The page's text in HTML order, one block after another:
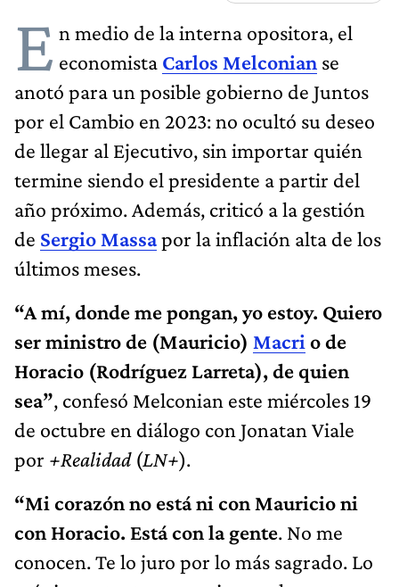
E n medio de la interna opositora, el
economista Carlos Melconian se
anotó para un posible gobierno de Juntos
por el Cambio en 2023: no ocultó su deseo
de llegar al Ejecutivo, sin importar quién
termine siendo el presidente a partir del
año próximo. Además, criticó a la gestión
de Sergio Massapor la inflación alta de los
últimos meses.
“A mí, donde me pongan, yo estoy. Quiero
ser ministro de (Mauricio) Macri o de
Horacio (Rodríguez Larreta), de quien
sea”, confesó Melconian este miércoles 19
de octubre en diálogo con Jonatan Viale
por +Realidad(LN+).
“Mi corazón no está ni con Mauricio ni
con Horacio. Está con la gente. No me
conocen. Te lo juro por lo más sagrado. Lo